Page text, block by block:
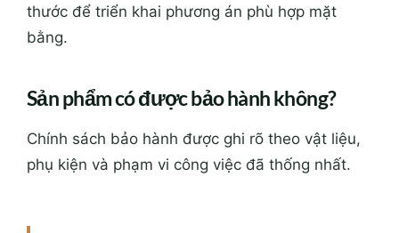
thước để triển khai phương án phù hợp mặt
bằng.
Sản phẩm có được bảo hành không?
Chính sách bảo hành được ghi rõ theo vật liệu,
phụ kiện và phạm vi công việc đã thống nhất.